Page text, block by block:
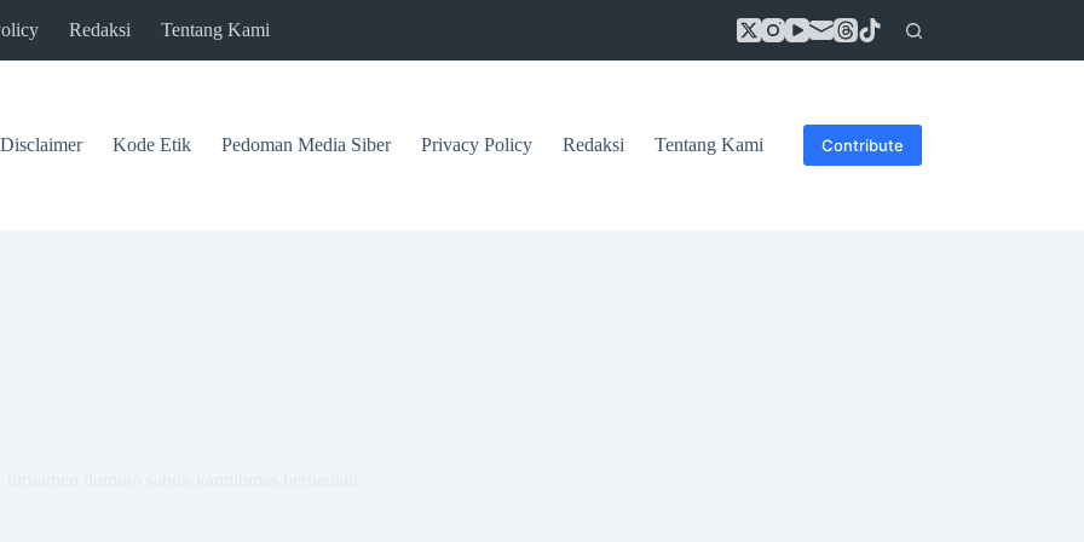
Redaksi Tentang Kami
Disclaimer Kode Etik Pedoman Media Siber Privacy Policy Redaksi Tentang Kami Contribute